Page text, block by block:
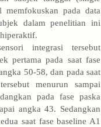
memfokuskan pada data
dalam penelitian ini
integrasi tersebut
pertama pada saat fase
50-58, dan pada saat
menurun sampai
pada fase paska
angka 43. Sedangkan
saat fase baseline A1